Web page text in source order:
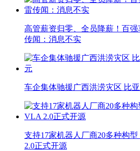
高管薪资归零、全员降薪！百
传闻：消息不实
车企集体驰援广西洪涝灾区 比
支持17家机器人厂商20多种构
2.0正式开源